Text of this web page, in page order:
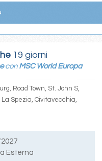
19 giorni
con MSC World Europa
Road Town, St. John S,
Spezia, Civitavecchia,
Esterna